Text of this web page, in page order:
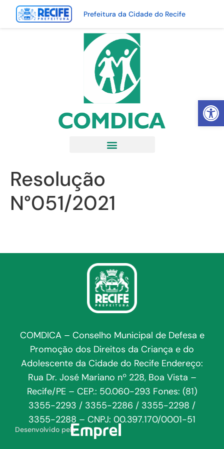
Abrir
Prefeitura da Cidade do Recife
Resolução
N°051/2021
COMDICA – Conselho Municipal de Defesa e
Promoção dos Direitos da Criança e do
Adolescente da Cidade do Recife Endereço:
Rua Dr. José Mariano nº 228, Boa Vista –
Recife/PE – CEP.: 50.060-293 Fones: (81)
3355-2293 / 3355-2286 / 3355-2298 /
3355-2288 – CNPJ: 00.397.170/0001-51
Desenvolvido pela